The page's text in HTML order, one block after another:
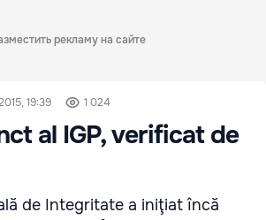
рекламу на сайте
19:39 1 024
al IGP, verificat de
de Integritate a iniţiat încă